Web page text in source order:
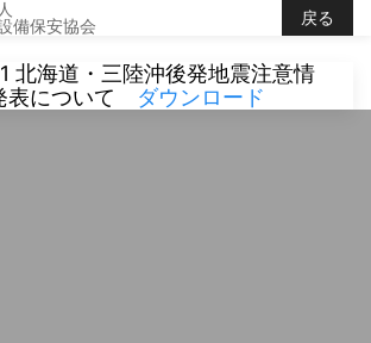
備保安協会
戻る
北海道・三陸沖後発地震注意情
表について ダウンロード